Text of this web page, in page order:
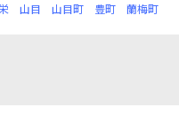
山目 山目町 豊町 蘭梅町